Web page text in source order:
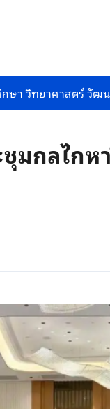
ษา วิทยาศาสตร์ วัฒ
มกลไกห